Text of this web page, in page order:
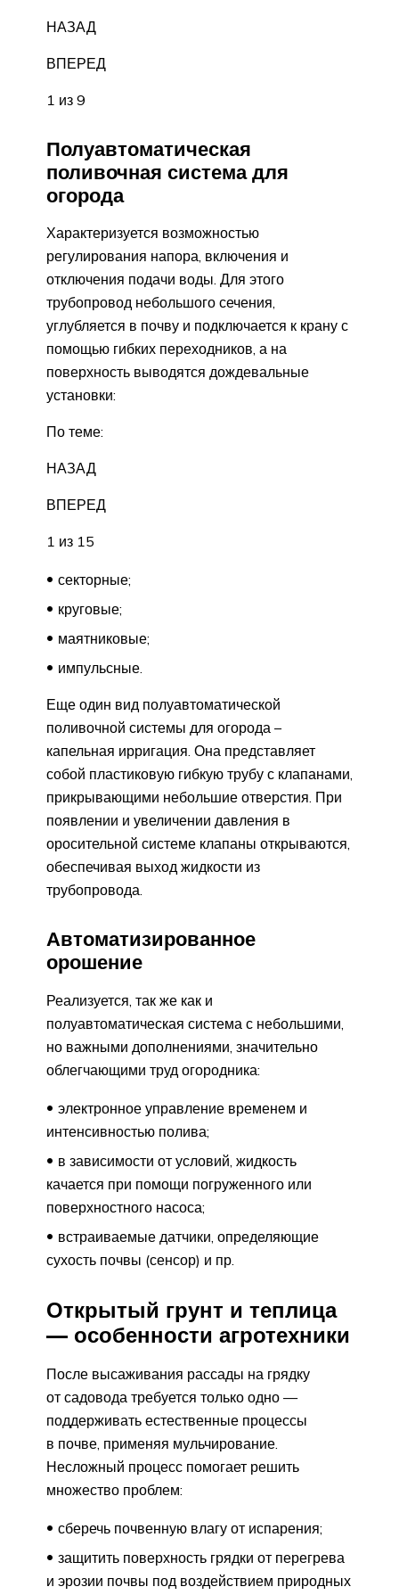
НАЗАД
ВПЕРЕД
1 из 9
Полуавтоматическая
поливочная система для
огорода
Характеризуется возможностью
регулирования напора, включения и
отключения подачи воды. Для этого
трубопровод небольшого сечения,
углубляется в почву и подключается к крану с
помощью гибких переходников, а на
поверхность выводятся дождевальные
установки:
По теме:
НАЗАД
ВПЕРЕД
1 из 15
секторные;
круговые;
маятниковые;
импульсные.
Еще один вид полуавтоматической
поливочной системы для огорода –
капельная ирригация. Она представляет
собой пластиковую гибкую трубу с клапанами,
прикрывающими небольшие отверстия. При
появлении и увеличении давления в
оросительной системе клапаны открываются,
обеспечивая выход жидкости из
трубопровода.
Автоматизированное
орошение
Реализуется, так же как и
полуавтоматическая система с небольшими,
но важными дополнениями, значительно
облегчающими труд огородника:
электронное управление временем и
интенсивностью полива;
в зависимости от условий, жидкость
качается при помощи погруженного или
поверхностного насоса;
встраиваемые датчики, определяющие
сухость почвы (сенсор) и пр.
Открытый грунт и теплица
— особенности агротехники
После высаживания рассады на грядку
от садовода требуется только одно —
поддерживать естественные процессы
в почве, применяя мульчирование.
Несложный процесс помогает решить
множество проблем:
сберечь почвенную влагу от испарения;
защитить поверхность грядки от перегрева
и эрозии почвы под воздействием природных